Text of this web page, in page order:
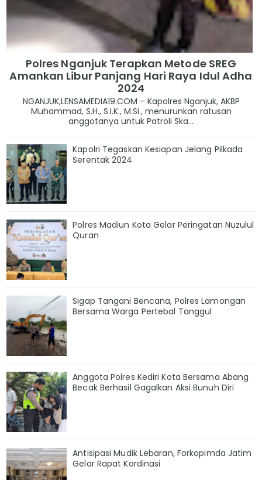
Polres Nganjuk Terapkan Metode SREG
Amankan Libur Panjang Hari Raya Idul Adha
2024
NGANJUK,LENSAMEDIA19.COM – Kapolres Nganjuk, AKBP
Muhammad, S.H., S.I.K., M.Si., menurunkan ratusan
anggotanya untuk Patroli Ska...
Kapolri Tegaskan Kesiapan Jelang Pilkada
Serentak 2024
Polres Madiun Kota Gelar Peringatan Nuzulul
Quran
Sigap Tangani Bencana, Polres Lamongan
Bersama Warga Pertebal Tanggul
Anggota Polres Kediri Kota Bersama Abang
Becak Berhasil Gagalkan Aksi Bunuh Diri
Antisipasi Mudik Lebaran, Forkopimda Jatim
Gelar Rapat Kordinasi